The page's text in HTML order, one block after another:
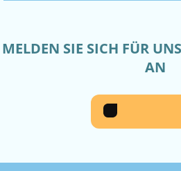
MELDEN SIE SICH FÜR
AN